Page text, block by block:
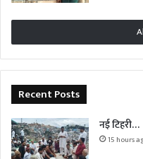
Recent Posts
नई टिहरी…
15 hours